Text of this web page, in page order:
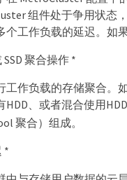
组件处于争用状态
个工作负载的延迟。如
聚合操作 *
工作负载的存储聚合。
HDD、或者混合使用
聚合）组成。
*